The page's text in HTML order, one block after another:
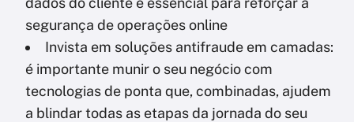
segurança de operações online
Invista em soluções antifraude em camadas:
é importante munir o seu negócio com
tecnologias de ponta que, combinadas, ajudem
a blindar todas as etapas da jornada do seu